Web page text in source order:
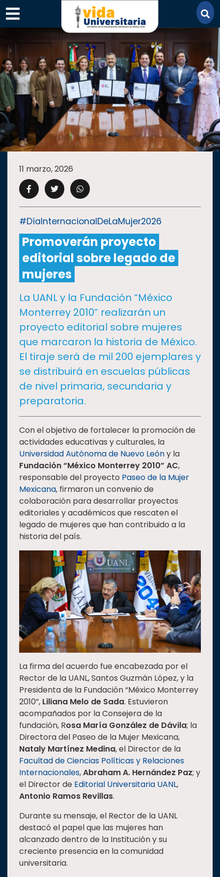
×
SECCIONES
ACADEMIA
CAMPUS UANL
CULTURA
DEPORTES
I+D+IEXPERTOS
SALUD
SUSTENTABILIDAD
TEMAS
Oferta
educativa
Estudiantes
Rectoría
Investigación
Internacionalización
Responsabilidad
social
Universiada
Nacional
11 marzo, 2026
#DíaInternacionalDeLaMujer2026
Promoverán proyecto
editorial sobre legado de
mujeres
La UANL y la Fundación “México
Monterrey 2010” realizarán un
proyecto editorial sobre mujeres
que marcaron la historia de México.
El tiraje será de mil 200 ejemplares y
se distribuirá en escuelas públicas
de nivel primaria, secundaria y
preparatoria.
Con el objetivo de fortalecer la promoción de
actividades educativas y culturales, la
Universidad Autónoma de Nuevo Leóny la
Fundación “México Monterrey 2010” AC,
responsable del proyecto Paseo de la Mujer
Mexicana, firmaron un convenio de
colaboración para desarrollar proyectos
editoriales y académicos que rescaten el
legado de mujeres que han contribuido a la
historia del país.
La firma del acuerdo fue encabezada por el
Rector de la UANL, Santos Guzmán López, y la
Presidenta de la Fundación “México Monterrey
2010”, Liliana Melo de Sada. Estuvieron
acompañados por la Consejera de la
fundación, Rosa María González de Dávila; la
Directora del Paseo de la Mujer Mexicana,
Nataly Martínez Medina, el Director de la
Facultad de Ciencias Políticas y Relaciones
Internacionales,Abraham A. Hernández Paz; y
el Director de Editorial Universitaria UANL,
Antonio Ramos Revillas.
Durante su mensaje, el Rector de la UANL
destacó el papel que las mujeres han
alcanzado dentro de la Institución y su
creciente presencia en la comunidad
universitaria.